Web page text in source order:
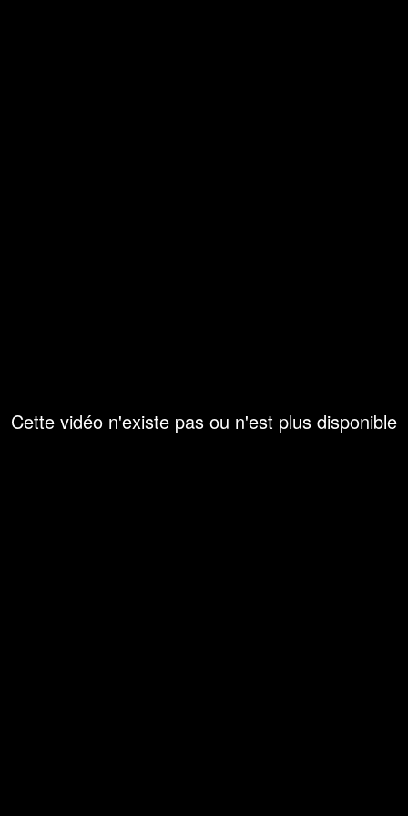
Cette vidéo n'existe pas ou n'est plus disponible